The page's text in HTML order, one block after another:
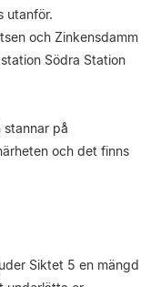
utanför.
och Zinkensdamm
Södra Station
stannar på
och det finns
Siktet 5 en mängd